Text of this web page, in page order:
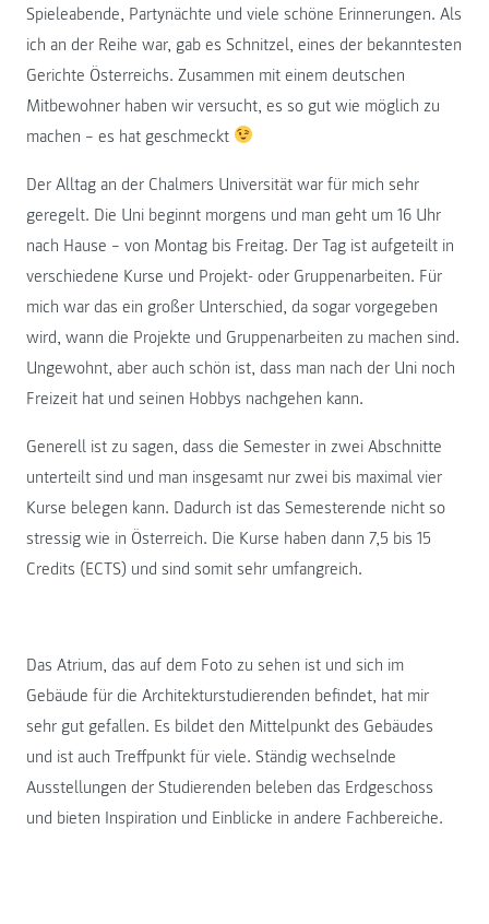
Spieleabende, Partynächte und viele schöne Erinnerungen. Als
ich an der Reihe war, gab es Schnitzel, eines der bekanntesten
Gerichte Österreichs. Zusammen mit einem deutschen
Mitbewohner haben wir versucht, es so gut wie möglich zu
machen – es hat geschmeckt
Der Alltag an der Chalmers Universität war für mich sehr
geregelt. Die Uni beginnt morgens und man geht um 16 Uhr
nach Hause – von Montag bis Freitag. Der Tag ist aufgeteilt in
verschiedene Kurse und Projekt- oder Gruppenarbeiten. Für
mich war das ein großer Unterschied, da sogar vorgegeben
wird, wann die Projekte und Gruppenarbeiten zu machen sind.
Ungewohnt, aber auch schön ist, dass man nach der Uni noch
Freizeit hat und seinen Hobbys nachgehen kann.
Generell ist zu sagen, dass die Semester in zwei Abschnitte
unterteilt sind und man insgesamt nur zwei bis maximal vier
Kurse belegen kann. Dadurch ist das Semesterende nicht so
stressig wie in Österreich. Die Kurse haben dann 7,5 bis 15
Credits (ECTS) und sind somit sehr umfangreich.
Das Atrium, das auf dem Foto zu sehen ist und sich im
Gebäude für die Architekturstudierenden befindet, hat mir
sehr gut gefallen. Es bildet den Mittelpunkt des Gebäudes
und ist auch Treffpunkt für viele. Ständig wechselnde
Ausstellungen der Studierenden beleben das Erdgeschoss
und bieten Inspiration und Einblicke in andere Fachbereiche.